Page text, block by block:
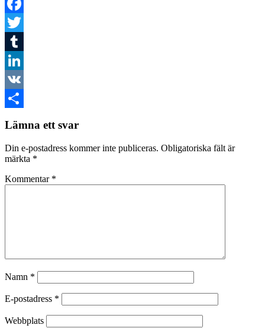
Facebook
Twitter
Tumblr
LinkedIn
VK
Lämna ett svar
Din e-postadress kommer inte publiceras. Obligatoriska fält är
märkta *
Kommentar *
Namn *
E-postadress *
Webbplats